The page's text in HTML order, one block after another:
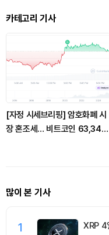
카테고리 기사
[자정 시세브리핑] 암호화폐 시
장 혼조세… 비트코인 63,340
많이 본 기사
1 XRP 4